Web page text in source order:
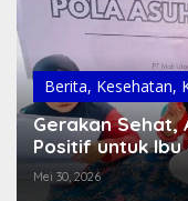
Berita, Kesehatan,
Gerakan Sehat,
Positif untuk
Mei 30, 2026